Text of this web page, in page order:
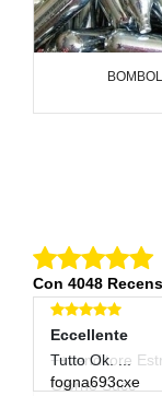
Con 4048
Eccellente
++venditore
Giorno Succ
Eccellente
Tutto Ok. ...
fogna693cxe